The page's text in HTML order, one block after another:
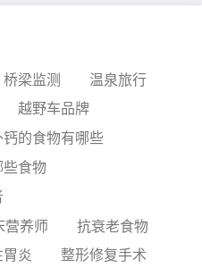
桥梁监测
温泉旅行
越野车品牌
钙的食物有哪些
些食物
营养师
抗衰老食物
胃炎
整形修复手术